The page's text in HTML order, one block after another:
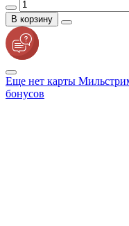
В корзину
Еще нет карты
бонусов